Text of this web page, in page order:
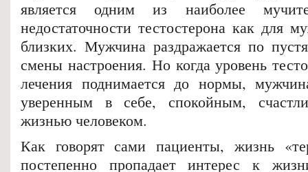
является одним из наиболее
недостаточности тестостерона как для
близких. Мужчина раздражается по
смены настроения. Но когда уровень
лечения поднимается до нормы,
уверенным в себе, спокойным,
жизнью человеком.
Как говорят сами пациенты, жизнь
постепенно пропадает интерес к